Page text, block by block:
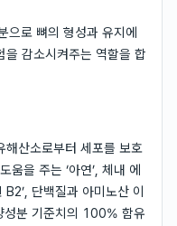
으로 뼈의 형성과 유지에
을 감소시켜주는 역할을 합
해산소로부터 세포를 보호
움을 주는 ‘아연’, 체내 에
B2’, 단백질과 아미노산 이
성분 기준치의 100% 함유